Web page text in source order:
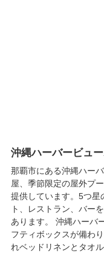
沖縄ハーバービュ
那覇市にある沖縄ハー
屋、季節限定の屋外プ
提供しています。5つ星
ト、レストラン、バー
あります。 沖縄ハーバ
フティボックスが備わ
れベッドリネンとタオ